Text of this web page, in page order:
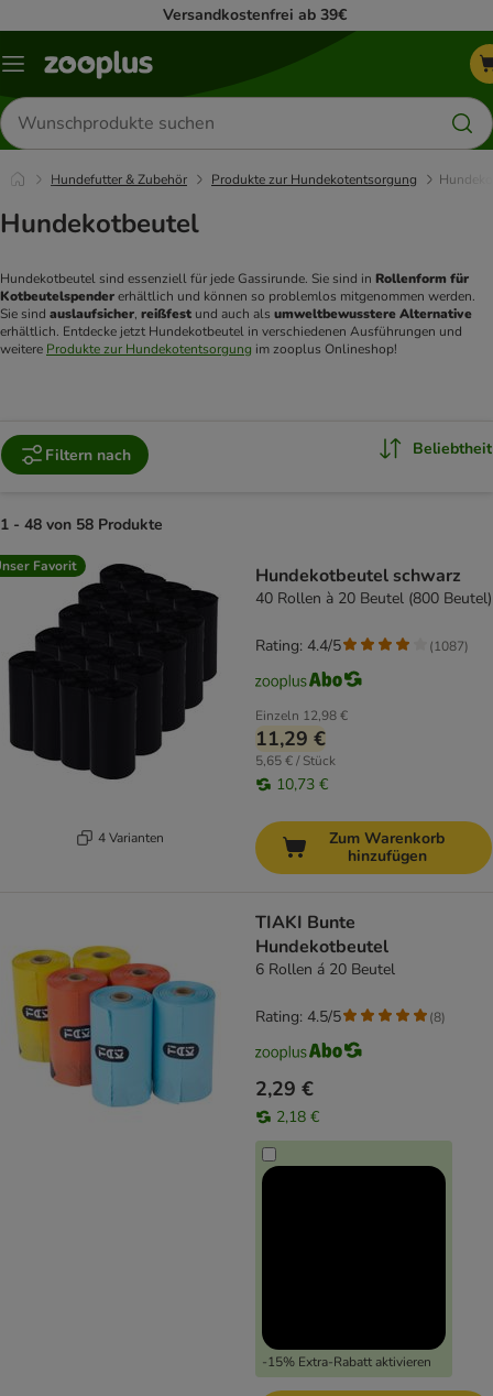
Versandkostenfrei ab 39€
Menü
Produkte
suchen
Hundefutter & Zubehör Produkte zur Hundekotentsorgung
Hundekotbeutel
Hundekotbeutel sind essenziell für jede Gassirunde. Sie sind in Rollenform für
Kotbeutelspender erhältlich und können so problemlos mitgenommen werden.
Sie sind auslaufsicher, reißfest und auch als umweltbewusstere Alternative
erhältlich. Entdecke jetzt Hundekotbeutel in verschiedenen Ausführungen und
weitere Produkte zur Hundekotentsorgung im zooplus Onlineshop!
Filtern nach Beliebtheit
1 - 48 von 58 Produkte
product items have been changed
Favorit
4 Varianten
Hundekotbeutel schwarz
40 Rollen à 20 Beutel (800 Beutel)
Einzeln 12,98 €
11,29 €
5,65 € / Stück
10,73 €
Rating: 4.4/5 (1087)
Zum Warenkorb
hinzufügen
TIAKI Bunte
Hundekotbeutel
6 Rollen á 20 Beutel
2,29 €
2,18 €
-15% Extra-Rabatt aktivieren
Rating: 4.5/5 (8)